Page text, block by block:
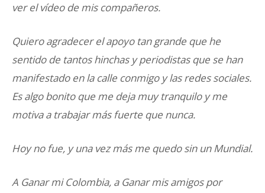
ver el vídeo de mis compañeros.
Quiero agradecer el apoyo tan grande que he
sentido de tantos hinchas y periodistas que se han
manifestado en la calle conmigo y las redes sociales.
Es algo bonito que me deja muy tranquilo y me
motiva a trabajar más fuerte que nunca.
Hoy no fue, y una vez más me quedo sin un Mundial.
A Ganar mi Colombia, a Ganar mis amigos por